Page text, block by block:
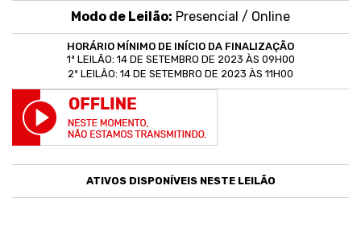
Modo de Leilão: Presencial / Online
HORÁRIO MÍNIMO DE INÍCIO DA FINALIZAÇÃO
1ª LEILÃO: 14 DE SETEMBRO DE 2023 ÀS 09H00
2º LEILÃO: 14 DE SETEMBRO DE 2023 ÀS 11H00
ATIVOS DISPONÍVEIS NESTE LEILÃO